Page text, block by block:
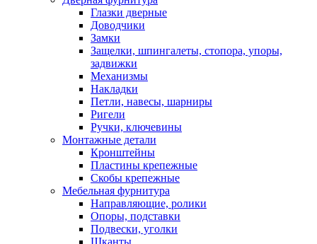
Глазки дверные
Доводчики
Замки
Защелки, шпингалеты, стопора, упоры,
задвижки
Механизмы
Накладки
Петли, навесы, шарниры
Ригели
Ручки, ключевины
Монтажные детали
Кронштейны
Пластины крепежные
Скобы крепежные
Мебельная фурнитура
Направляющие, ролики
Опоры, подставки
Подвески, уголки
Шканты